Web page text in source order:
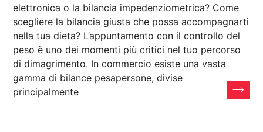
elettronica o la bilancia impedenziometrica? Come
scegliere la bilancia giusta che possa accompagnarti
nella tua dieta? L’appuntamento con il controllo del
peso è uno dei momenti più critici nel tuo percorso
di dimagrimento. In commercio esiste una vasta
gamma di bilance pesapersone, divise
principalmente